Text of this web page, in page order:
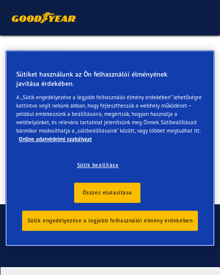
Vissza a listához
Gablini Kft. - M3
Online és az üzletekben elérhető szolgáltatások
Elérhetőségek Szolgáltatások
Kapcsolat
Sütiket használunk az Ön felhasználói élményének
javítása érdekében.
A „Sütik engedélyezése a legjobb felhasználói élmény érdekében” lehetőségre
kattintva segít nekünk abban, hogy fejleszthessük a webhely működését –
például emlékezzünk a beállításaira, megértsük, hogyan használja a
webhelyünket, és releváns tartalmat jelenítsünk meg Önnek. Sütibeállításait
bármikor módosíthatja a „sütibeállításaink” között, vagy többet megtudhat itt:
Online adatvédelmi szabályzat
Sütik beállítása
Összes elutasítása
Sütik engedélyezése a legjobb felhasználói élmény érdekében